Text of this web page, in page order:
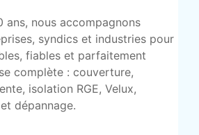
ans, nous accompagnons
syndics et industries pour
fiables et parfaitement
complète : couverture,
isolation RGE, Velux,
dépannage.